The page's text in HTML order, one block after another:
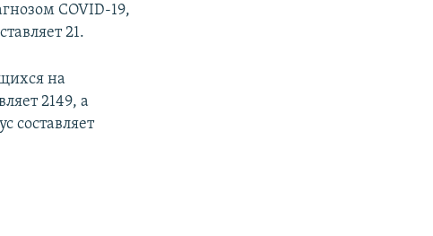
COVID-19,
21.
на
2149, а
составляет